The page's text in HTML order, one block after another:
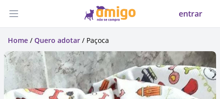
Abrir menu entrar
Home / Quero adotar / Paçoca